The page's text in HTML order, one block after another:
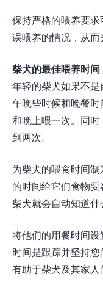
保持严格的喂养要
误喂养的情况，从而
柴犬的最佳喂养时间
年轻的柴犬如果不
午晚些时候和晚餐
和晚上喂一次。同
到两次。
为柴犬的喂食时间
的时间给它们食物
柴犬就会自动知道什
将他们的用餐时间
时间是跟踪并坚持
有助于柴犬及其家人